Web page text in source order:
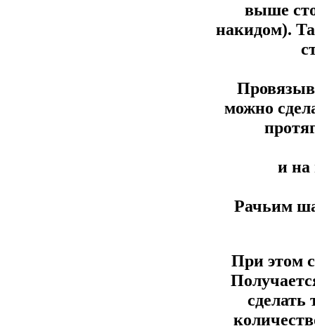
выше
накидом).
можно
и на
Рачьим
При этом
сделать